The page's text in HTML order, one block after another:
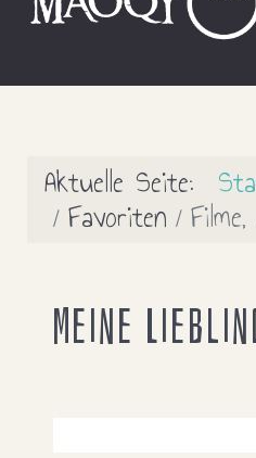
Aktuelle Seite:
Favoriten
Meine